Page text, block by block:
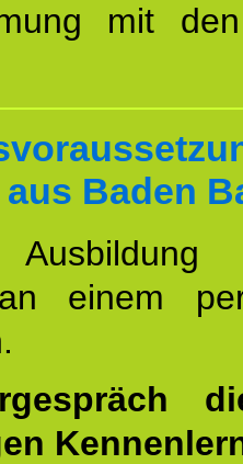
mit
Baden
einem